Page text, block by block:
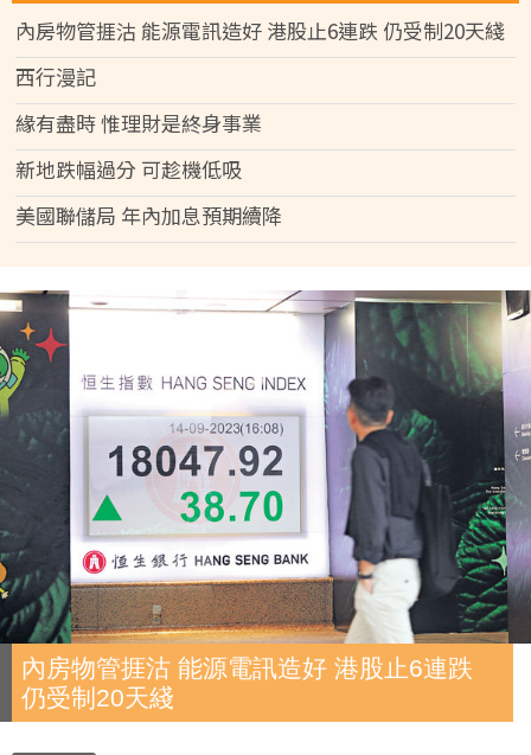
內房物管捱沽 能源電訊造好 港股止6連跌 仍受制20天綫
西行漫記
緣有盡時 惟理財是終身事業
新地跌幅過分 可趁機低吸
美國聯儲局 年內加息預期續降
內房物管捱沽 能源電訊造好 港股止6連跌
仍受制20天綫